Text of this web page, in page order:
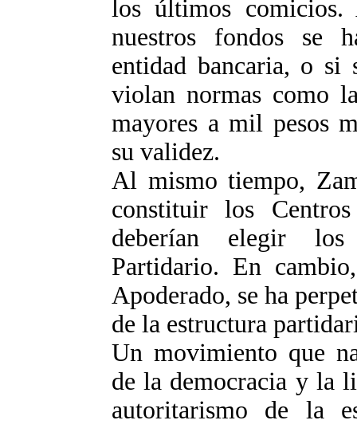
los últimos comicios.
nuestros fondos se
entidad bancaria, o si
violan normas como
mayores a mil pesos
su validez.
Al mismo tiempo,
constituir los
deberían elegir los
Partidario. En
Apoderado, se ha
de la estructura
Un movimiento que
de la democracia y la
autoritarismo de la